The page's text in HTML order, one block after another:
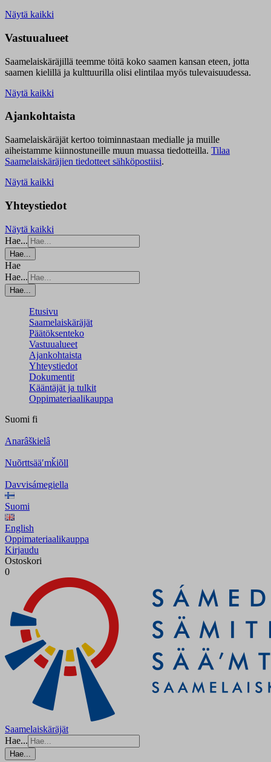
Näytä kaikki
Vastuualueet
Saamelaiskäräjillä teemme töitä koko saamen kansan eteen, jotta
saamen kielillä ja kulttuurilla olisi elintilaa myös tulevaisuudessa.
Näytä kaikki
Ajankohtaista
Saamelaiskäräjät kertoo toiminnastaan medialle ja muille
aiheistamme kiinnostuneille muun muassa tiedotteilla. Tilaa
Saamelaiskäräjien tiedotteet sähköpostiisi.
Näytä kaikki
Yhteystiedot
Näytä kaikki
Hae...
Hae...
Hae
Hae...
Hae...
Etusivu
Saamelaiskäräjät
Päätöksenteko
Vastuualueet
Ajankohtaista
Yhteystiedot
Dokumentit
Kääntäjät ja tulkit
Oppimateriaalikauppa
Suomi fi
Anarâškielâ
Nuõrttsääʹmǩiõll
Davvisámegiella
Suomi
English
Oppimateriaalikauppa
Kirjaudu
Ostoskori
0
Saamelaiskäräjät
Hae...
Hae...